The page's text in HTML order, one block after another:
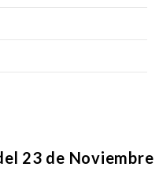
23 de Noviembre